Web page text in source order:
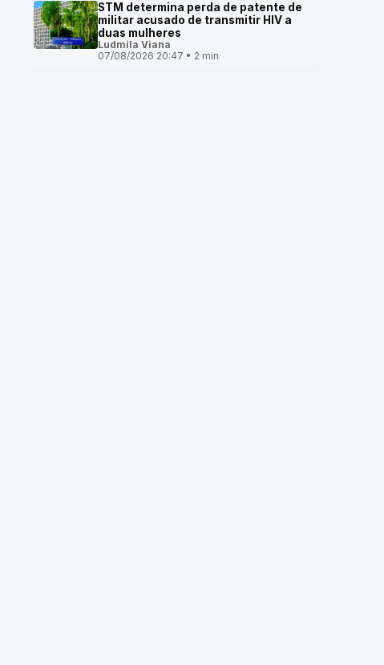
STM determina perda de patente de
militar acusado de transmitir HIV a
duas mulheres
Ludmila Viana
07/08/2026 20:47 • 2 min